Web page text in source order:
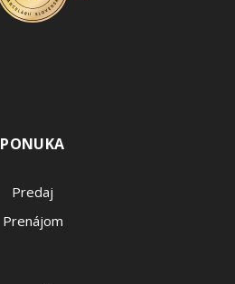
PONUKA
Predaj
Prenájom